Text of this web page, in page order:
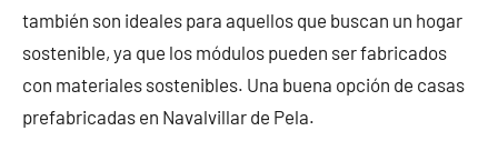
también son ideales para aquellos que buscan un hogar
sostenible, ya que los módulos pueden ser fabricados
con materiales sostenibles. Una buena opción de casas
prefabricadas en Navalvillar de Pela.